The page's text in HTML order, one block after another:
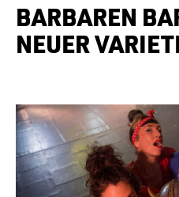
BARBAREN
NEUER